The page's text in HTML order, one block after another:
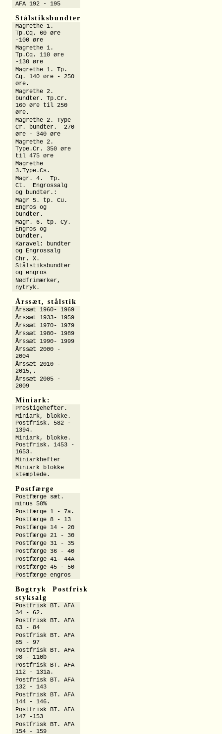
AFA 192 - 195
Stålstiksbundter
Magrethe 1.
Tp.Cq. 60 øre
-100 øre
Magrethe 1.
Tp.Cq. 110 øre
-130 øre
Magrethe 1. Tp.
Cq. 140 øre - 250
øre.
Magrethe 2.
bundter. Tp.Cr.
160 øre til 250
øre.
Magrethe 2. Type
Cr. bundter. 270
øre - 340 øre
Magrethe 2.
Type.Cr. 350 øre
til 475 øre
Magrethe
3.Type.Cs.
Magr. 4. Tp.
Ct. Engrossalg
og bundter.:
Magr 5. tp. Cu.
Engros og
bundter.
Magr. 6. tp. Cy.
Engros og
bundter.
Karavel: bundter
og Engrossalg
Chr. X.
Stålstiksbundter
og engros
Nødfrimærker,
nytryk.
Årssæt, stålstik
Årssæt 1960- 1969
Årssæt 1933- 1959
Årssæt 1970- 1979
Årssæt 1980- 1989
Årssæt 1990- 1999
Årssæt 2000 -
2004
Årssæt 2010 -
2015,.
Årssæt 2005 -
2009
Miniark:
Prestigehefter.
Miniark, blokke.
Postfrisk. 582 -
1394.
Miniark, blokke.
Postfrisk. 1453 -
1653.
Miniarkhefter
Miniark blokke
stemplede.
Postfærge
Postfærge sæt.
minus 50%
Postfærge 1 - 7a.
Postfærge 8 - 13
Postfærge 14 - 20
Postfærge 21 - 30
Postfærge 31 - 35
Postfærge 36 - 40
Postfærge 41- 44A
Postfærge 45 - 50
Postfærge engros
Bogtryk Postfrisk
styksalg
Postfrisk BT. AFA
34 - 62.
Postfrisk BT. AFA
63 - 84
Postfrisk BT. AFA
85 - 97
Postfrisk BT. AFA
98 - 110b
Postfrisk BT. AFA
112 - 131a.
Postfrisk BT. AFA
132 - 143
Postfrisk BT. AFA
144 - 146.
Postfrisk BT. AFA
147 -153
Postfrisk BT. AFA
154 - 159